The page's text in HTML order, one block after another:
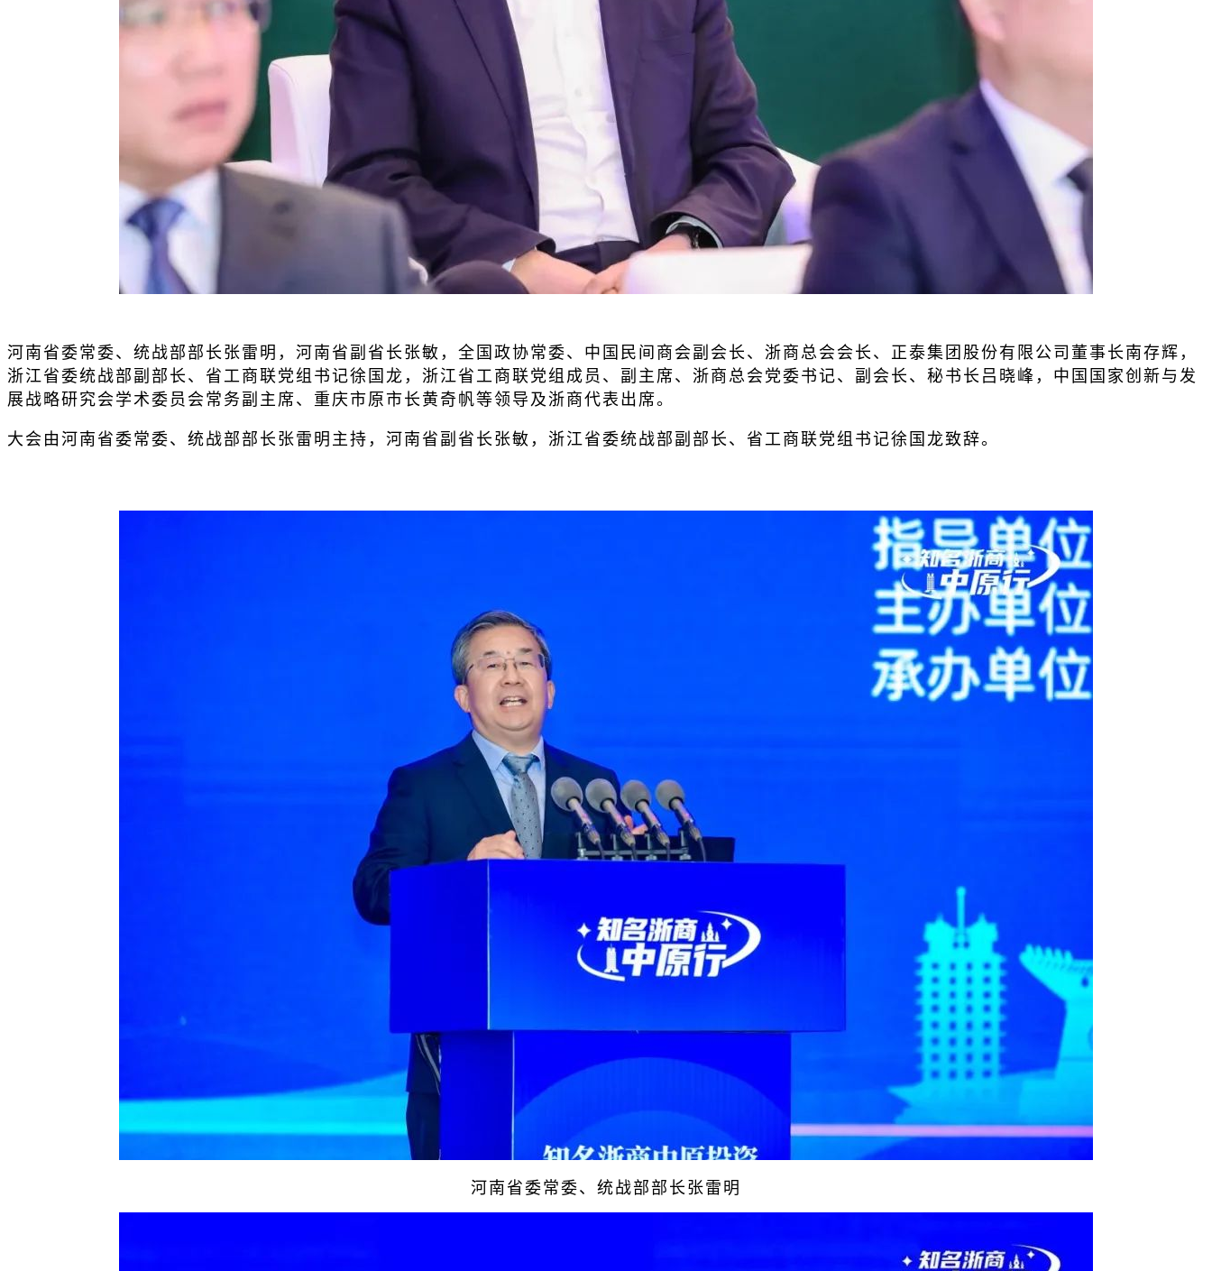
河南省委常委、统战部部长张雷明，河南省副省长张敏，全国政协常委、中国民间商会副会长、浙商总会会长、正泰集团股份有限公司董事长南存辉，
浙江省委统战部副部长、省工商联党组书记徐国龙，浙江省工商联党组成员、副主席、浙商总会党委书记、副会长、秘书长吕晓峰，中国国家创新与发
展战略研究会学术委员会常务副主席、重庆市原市长黄奇帆等领导及浙商代表出席。
大会由河南省委常委、统战部部长张雷明主持，河南省副省长张敏，浙江省委统战部副部长、省工商联党组书记徐国龙致辞。
河南省委常委、统战部部长张雷明